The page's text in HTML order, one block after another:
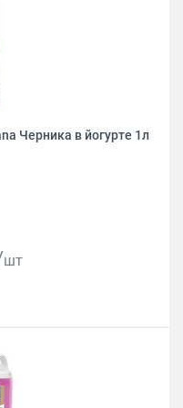
Черника в йогурте 1л
шт